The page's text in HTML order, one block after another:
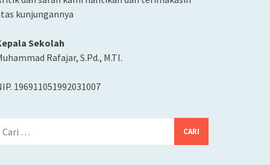
kunjungannya
Sekolah
Rafajar, S.Pd., M.TI.
196911051992031007